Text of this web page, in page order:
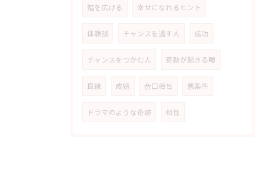
幅を広げる 幸せになれるヒント
体験談 チャンスを逃す人 成功
チャンスをつかむ人 奇跡が起きる噂
良縁 成婚 合口相性 悪条件
ドラマのような奇跡 相性